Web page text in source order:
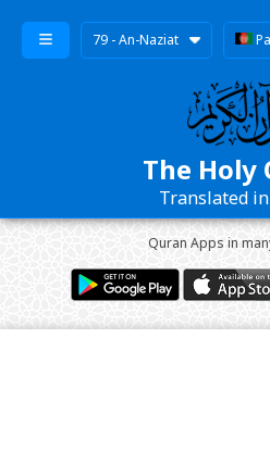
79 - An-Naziat
The Holy
Translated
Quran Apps in